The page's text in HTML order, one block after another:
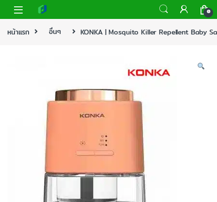
0
หน้าแรก อื่นๆ KONKA | Mosquito Killer Repellent Baby